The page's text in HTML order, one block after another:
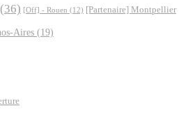
(36) [Off] - Rouen (12) [Partenaire] Montpellier
Aires (19)